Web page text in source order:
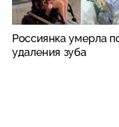
Россиянка умерла
удаления зуба